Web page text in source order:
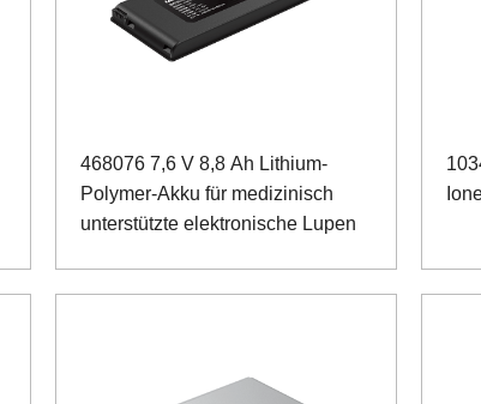
468076 7,6 V 8,8 Ah Lithium-
Polymer-Akku für medizinisch
unterstützte elektronische Lupen